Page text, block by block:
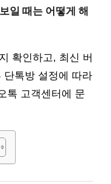
일 때는 어떻게 해
확인하고, 최신 버
단톡방 설정에 따라
톡 고객센터에 문